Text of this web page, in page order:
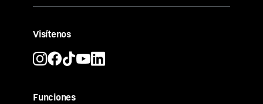
Visítenos
Funciones